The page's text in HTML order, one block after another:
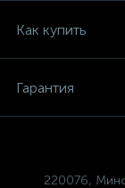
Как купить
Гарантия
220076,